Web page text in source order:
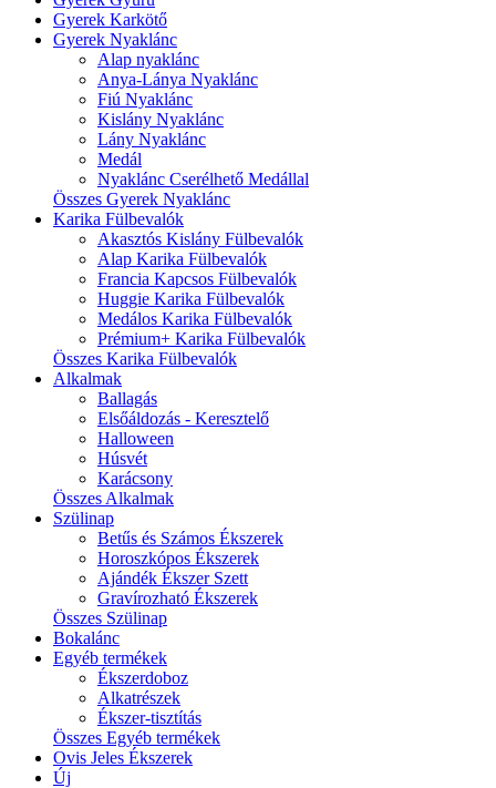
Gyerek Karkötő
Gyerek Nyaklánc
Alap nyaklánc
Anya-Lánya Nyaklánc
Fiú Nyaklánc
Kislány Nyaklánc
Lány Nyaklánc
Medál
Nyaklánc Cserélhető Medállal
Összes Gyerek Nyaklánc
Karika Fülbevalók
Akasztós Kislány Fülbevalók
Alap Karika Fülbevalók
Francia Kapcsos Fülbevalók
Huggie Karika Fülbevalók
Medálos Karika Fülbevalók
Prémium+ Karika Fülbevalók
Összes Karika Fülbevalók
Alkalmak
Ballagás
Elsőáldozás - Keresztelő
Halloween
Húsvét
Karácsony
Összes Alkalmak
Szülinap
Betűs és Számos Ékszerek
Horoszkópos Ékszerek
Ajándék Ékszer Szett
Gravírozható Ékszerek
Összes Szülinap
Bokalánc
Egyéb termékek
Ékszerdoboz
Alkatrészek
Ékszer-tisztítás
Összes Egyéb termékek
Ovis Jeles Ékszerek
Új